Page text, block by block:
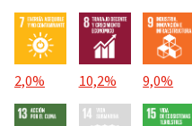
2,0% 10,2% 9,0%